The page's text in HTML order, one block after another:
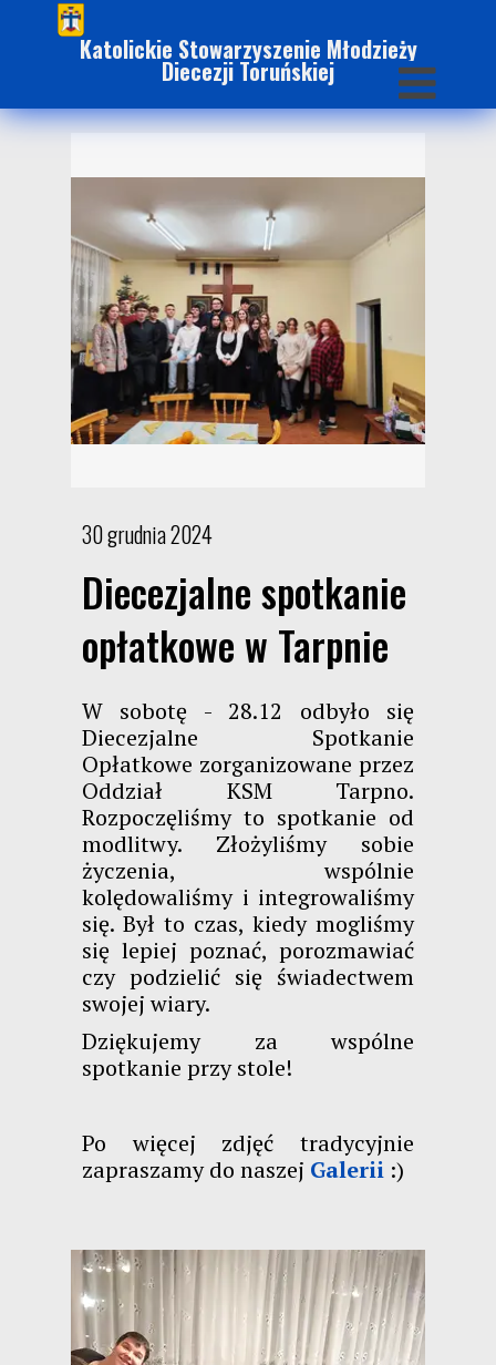
Katolickie Stowarzyszenie Młodzieży
Diecezji Toruńskiej
30 grudnia 2024
Diecezjalne spotkanie
opłatkowe w Tarpnie
W sobotę - 28.12 odbyło się
Diecezjalne Spotkanie
Opłatkowe zorganizowane przez
Oddział KSM Tarpno.
Rozpoczęliśmy to spotkanie od
modlitwy. Złożyliśmy sobie
życzenia, wspólnie
kolędowaliśmy i integrowaliśmy
się. Był to czas, kiedy mogliśmy
się lepiej poznać, porozmawiać
czy podzielić się świadectwem
swojej wiary.
Dziękujemy za wspólne
spotkanie przy stole!
Po więcej zdjęć tradycyjnie
zapraszamy do naszej Galerii :)